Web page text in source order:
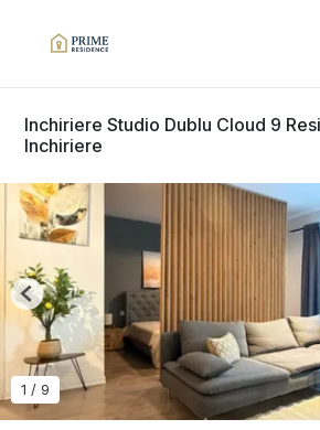
Inchiriere Studio Dublu Cloud 9
Inchiriere
1 / 9
Previous